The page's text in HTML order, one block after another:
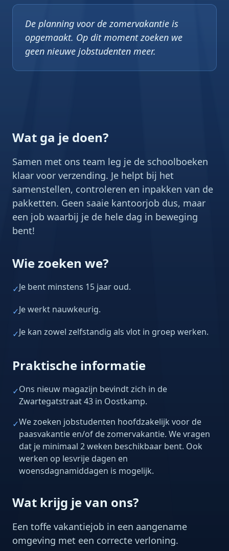
De planning voor de zomervakantie is
opgemaakt. Op dit moment zoeken we
geen nieuwe jobstudenten meer.
Wat ga je doen?
Samen met ons team leg je de schoolboeken
klaar voor verzending. Je helpt bij het
samenstellen, controleren en inpakken van de
pakketten. Geen saaie kantoorjob dus, maar
een job waarbij je de hele dag in beweging
bent!
Wie zoeken we?
✓Je bent minstens 15 jaar oud.
✓Je werkt nauwkeurig.
✓Je kan zowel zelfstandig als vlot in groep werken.
Praktische informatie
✓Ons nieuw magazijn bevindt zich in de
Zwartegatstraat 43 in Oostkamp.
✓We zoeken jobstudenten hoofdzakelijk voor de
paasvakantie en/of de zomervakantie. We vragen
dat je minimaal 2 weken beschikbaar bent. Ook
werken op lesvrije dagen en
woensdagnamiddagen is mogelijk.
Wat krijg je van ons?
Een toffe vakantiejob in een aangename
omgeving met een correcte verloning.